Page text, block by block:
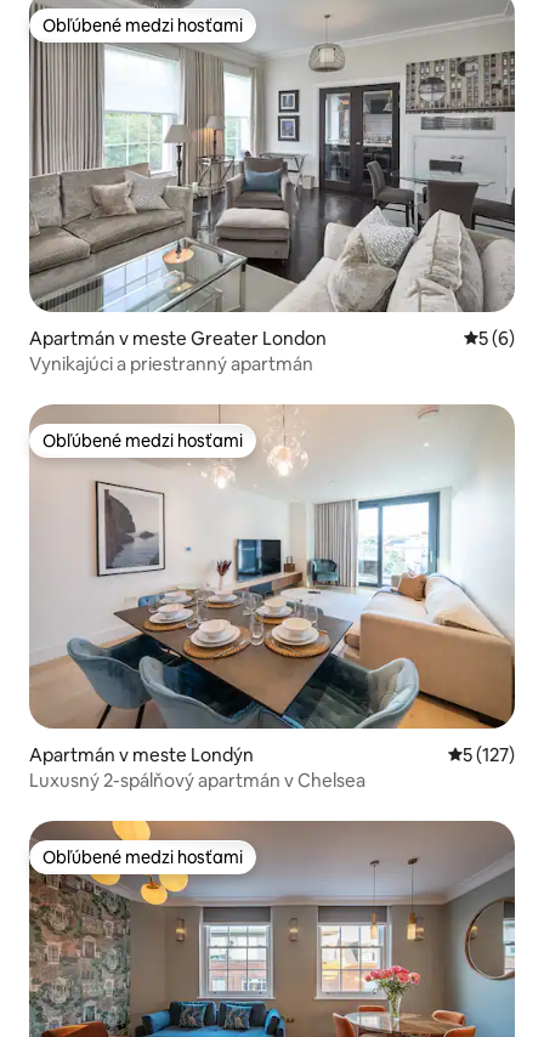
Obľúbené medzi hosťami
Obľúbené medzi hosťami
Apartmán v meste Greater London
5 (6)
Vynikajúci a priestranný apartmán
Obľúbené medzi hosťami
Obľúbené medzi hosťami
Apartmán v meste Londýn Priemerné
5 (127)
Luxusný 2-spálňový apartmán v Chelsea
Obľúbené medzi hosťami
Obľúbené medzi hosťami